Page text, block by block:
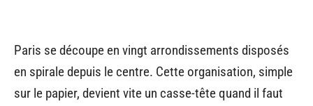
Paris se découpe en vingt arrondissements disposés
en spirale depuis le centre. Cette organisation, simple
sur le papier, devient vite un casse-tête quand il faut